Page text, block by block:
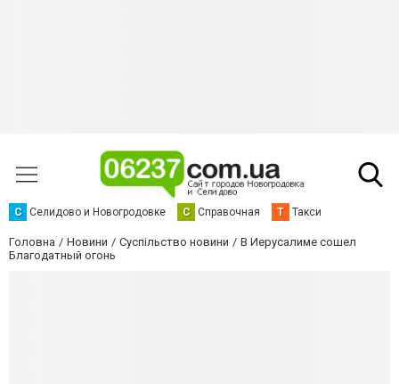
С Селидово и Новогродовке С Справочная Т Такси
Головна Новини Суспільство новини
В Иерусалиме сошел
Благодатный огонь